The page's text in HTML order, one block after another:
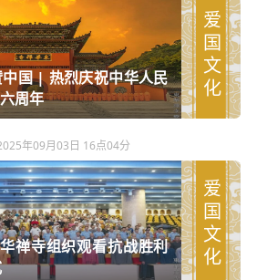
国 | 热烈庆祝中华人民
周年
爱国文化
年09月03日 16点04分
禅寺组织观看抗战胜利
爱国文化